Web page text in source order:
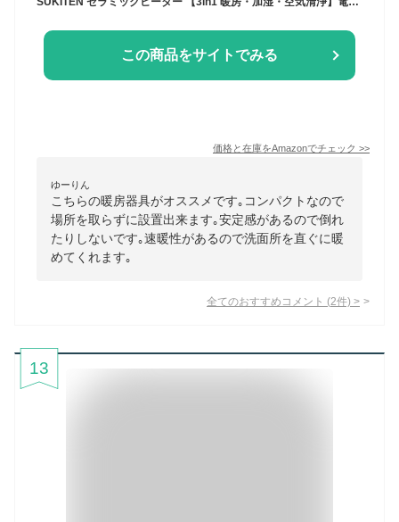
この商品をサイトでみる
価格と在庫をAmazonでチェック >>
ゆーりん
こちらの暖房器具がオススメです｡コンパクトなので
場所を取らずに設置出来ます｡安定感があるので倒れ
たりしないです｡速暖性があるので洗面所を直ぐに暖
めてくれます｡
全てのおすすめコメント (2件) >
13